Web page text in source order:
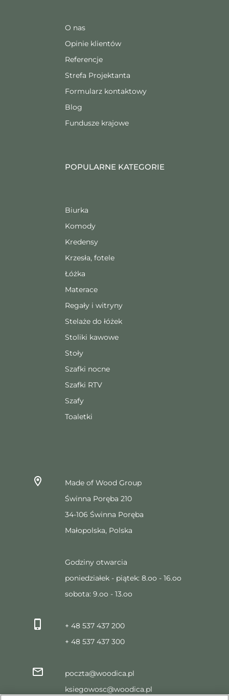
O nas
Opinie klientów
Referencje
Strefa Projektanta
Formularz kontaktowy
Blog
Fundusze krajowe
POPULARNE KATEGORIE
Biurka
Komody
Kredensy
Krzesła, fotele
Łóżka
Materace
Regały i witryny
Stelaże do łóżek
Stoliki kawowe
Stoły
Szafki nocne
Szafki RTV
Szafy
Toaletki
Made of Wood Group
Świnna Poręba 210
34-106 Świnna Poręba
Małopolska, Polska
Godziny otwarcia
poniedziałek - piątek: 8.oo - 16.oo
sobota: 9.oo - 13.oo
+ 48 537 437 200
+ 48 537 437 300
poczta@woodica.pl
ksiegowosc@woodica.pl